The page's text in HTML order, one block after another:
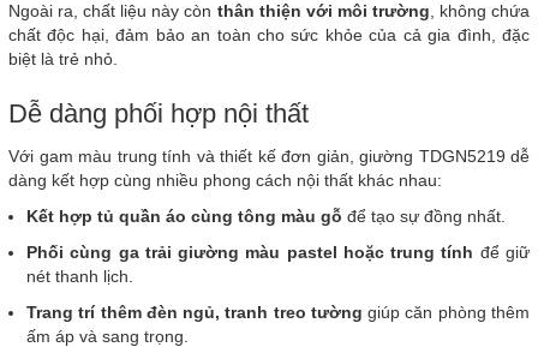
Ngoài ra, chất liệu này còn thân thiện với môi trường , không chứa
chất độc hại, đảm bảo an toàn cho sức khỏe của cả gia đình, đặc
biệt là trẻ nhỏ.
Dễ dàng phối hợp nội thất
Với gam màu trung tính và thiết kế đơn giản, giường TDGN5219 dễ
dàng kết hợp cùng nhiều phong cách nội thất khác nhau:
Kết hợp tủ quần áo cùng tông màu gỗ để tạo sự đồng nhất.
Phối cùng ga trải giường màu pastel hoặc trung tính để giữ
nét thanh lịch.
Trang trí thêm đèn ngủ, tranh treo tường giúp căn phòng thêm
ấm áp và sang trọng.